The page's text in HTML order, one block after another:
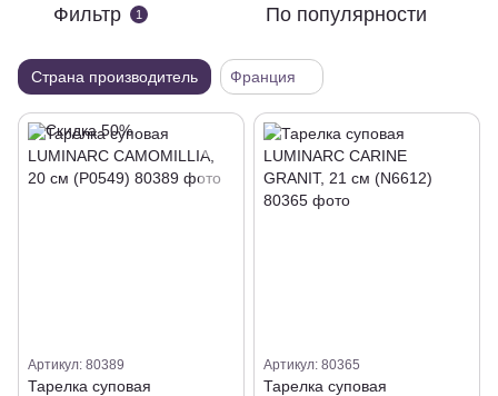
Фильтр 1 По популярности
Страна производитель Франция
Артикул: 80389
Тарелка суповая
Артикул: 80365
Тарелка суповая